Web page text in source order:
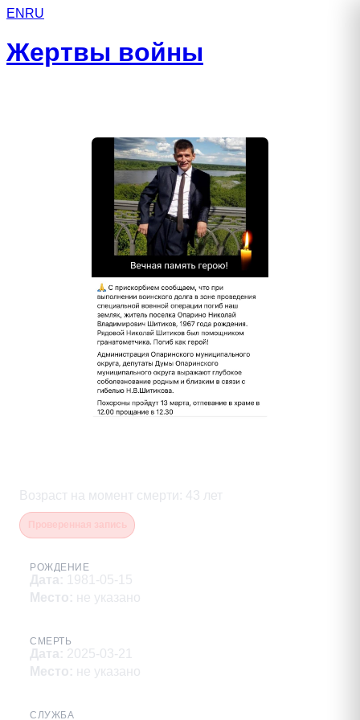
EN RU
Жертвы войны
Возраст на момент смерти : 43 лет
РОЖДЕНИЕ
Дата: 1981-05-15
Место: не указано
СМЕРТЬ
Дата: 2025-03-21
Место: не указано
СЛУЖБА